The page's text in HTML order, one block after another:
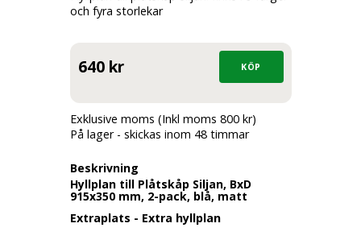
och fyra storlekar
640 kr
Exklusive moms (Inkl moms 800 kr)
På lager - skickas inom 48 timmar
Beskrivning
Hyllplan till Plåtskåp Siljan, BxD
915x350 mm, 2-pack, blå, matt
Extraplats - Extra hyllplan